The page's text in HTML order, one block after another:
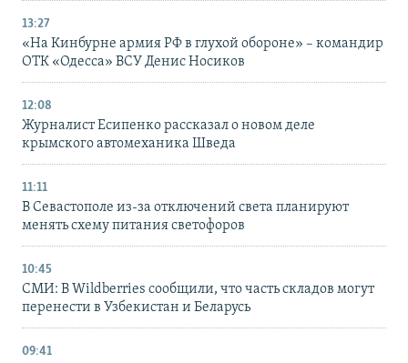
13:27
«На Кинбурне армия РФ в глухой обороне» – командир
ОТК «Одесса» ВСУ Денис Носиков
12:08
Журналист Есипенко рассказал о новом деле
крымского автомеханика Шведа
11:11
В Севастополе из-за отключений света планируют
менять схему питания светофоров
10:45
СМИ: В Wildberries сообщили, что часть складов могут
перенести в Узбекистан и Беларусь
09:41